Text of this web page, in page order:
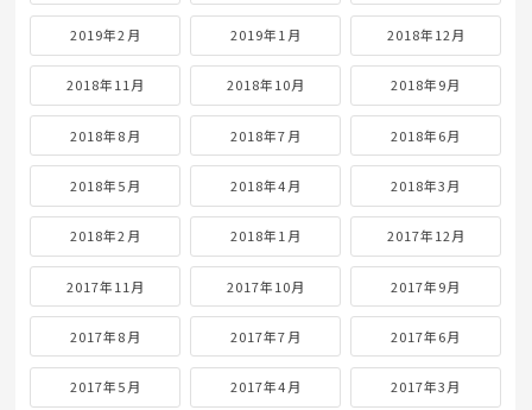
2019年2月 2019年1月 2018年12月
2018年11月 2018年10月 2018年9月
2018年8月 2018年7月 2018年6月
2018年5月 2018年4月 2018年3月
2018年2月 2018年1月 2017年12月
2017年11月 2017年10月 2017年9月
2017年8月 2017年7月 2017年6月
2017年5月 2017年4月 2017年3月